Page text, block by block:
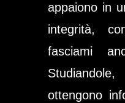
appaiono in
integrità,
fasciami
ottengono